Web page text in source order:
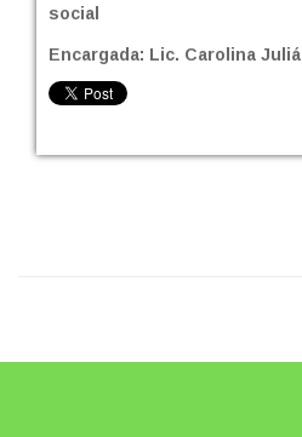
social
Encargada: Lic. Carolina